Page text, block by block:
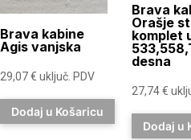
Brava kabine
Agis vanjska
29,07€ uključ. PDV
Dodaj u Košaricu
Brava
Orašje
komplet
desna
27,74€
Dodaj u